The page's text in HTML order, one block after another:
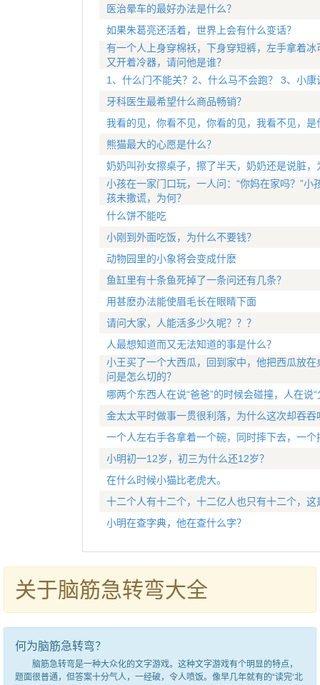
医治晕车的最好办法是什么？
如果朱葛亮还活着，世界上会有什么变话？
有一个人上身穿棉袄，下身穿短裤，左手拿着
又开着冷器，请问他是谁？
1、什么门不能关？2、什么马不会跑？ 3、小
牙科医生最希望什么商品畅销？
我看的见，你看不见，你看的见，我看不见，是
熊猫最大的心愿是什么？
奶奶叫孙女擦桌子，擦了半天，奶奶还是说脏，
小孩在一家门口玩，一人问：“你妈在家吗？”小
孩未撒谎，为何？
什么饼不能吃
小刚到外面吃饭，为什么不要钱？
动物园里的小象将会变成什麽
鱼缸里有十条鱼死掉了一条问还有几条？
用甚麽办法能使眉毛长在眼睛下面
请问大家，人能活多少久呢？？？
人最想知道而又无法知道的事是什么？
小王买了一个大西瓜，回到家中，他把西瓜放
问是怎么切的？
哪两个东西人在说“爸爸”的时候会碰撞，人在说
金太太平时做事一贯很利落，为什么这次却吞吞
一个人左右手各拿着一个碗，同时摔下去，一
小明初一12岁，初三为什么还12岁？
在什么时候小猫比老虎大。
十二个人有十二个，十二亿人也只有十二个，这
小明在查字典，他在查什么字？
关于脑筋急转弯大全
何为脑筋急转弯？
脑筋急转弯是一种大众化的文字游戏。这种文字游戏有个明显的特点，
题面很普通，但答案十分气人，一经破，令人喷饭。像早几年就有的“读完‘北